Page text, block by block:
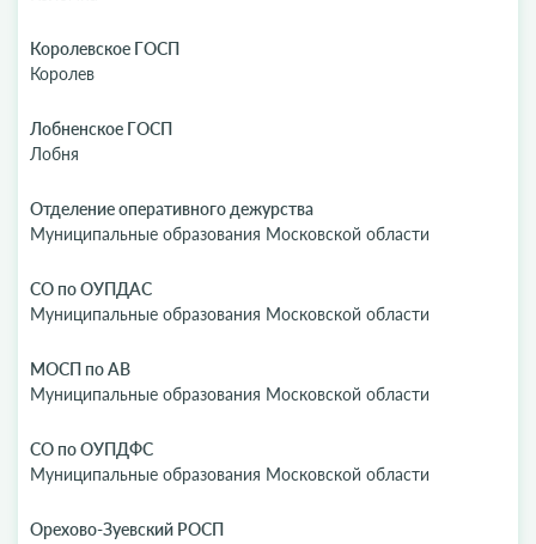
Королевское ГОСП
Королев
Лобненское ГОСП
Лобня
Отделение оперативного дежурства
Муниципальные образования Московской области
СО по ОУПДАС
Муниципальные образования Московской области
МОСП по АВ
Муниципальные образования Московской области
СО по ОУПДФС
Муниципальные образования Московской области
Орехово-Зуевский РОСП